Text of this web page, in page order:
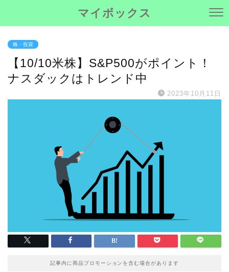
マイボックス
株・投資
【10/10米株】S&P500がポイント！
ナスダックはトレンド中
2023年10月11日
記事内に商品プロモーションを含む場合があります